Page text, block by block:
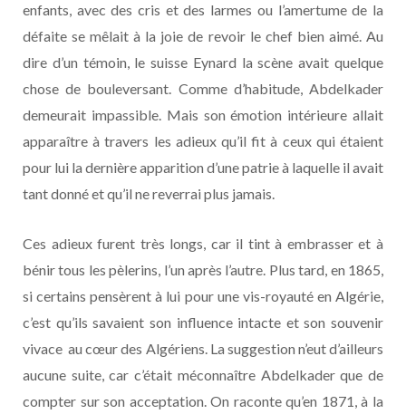
enfants, avec des cris et des larmes ou l’amertume de la
défaite se mêlait à la joie de revoir le chef bien aimé. Au
dire d’un témoin, le suisse Eynard la scène avait quelque
chose de bouleversant. Comme d’habitude, Abdelkader
demeurait impassible. Mais son émotion intérieure allait
apparaître à travers les adieux qu’il fit à ceux qui étaient
pour lui la dernière apparition d’une patrie à laquelle il avait
tant donné et qu’il ne reverrai plus jamais.
Ces adieux furent très longs, car il tint à embrasser et à
bénir tous les pèlerins, l’un après l’autre. Plus tard, en 1865,
si certains pensèrent à lui pour une vis-royauté en Algérie,
c’est qu’ils savaient son influence intacte et son souvenir
vivace au cœur des Algériens. La suggestion n’eut d’ailleurs
aucune suite, car c’était méconnaître Abdelkader que de
compter sur son acceptation. On raconte qu’en 1871, à la